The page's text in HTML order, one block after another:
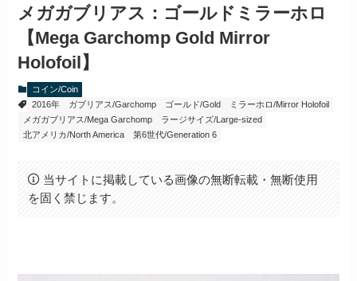
メガガブリアス：ゴールドミラーホロ
【Mega Garchomp Gold Mirror
Holofoil】
コイン/Coin
2016年
ガブリアス/Garchomp ゴールド/Gold
ミラーホロ/Mirror Holofoil
メガガブリアス/Mega Garchomp
ラージサイズ/Large-sized
北アメリカ/North America
第6世代/Generation 6
当サイトに掲載している画像の無断転載・無断使用
を固く禁じます。